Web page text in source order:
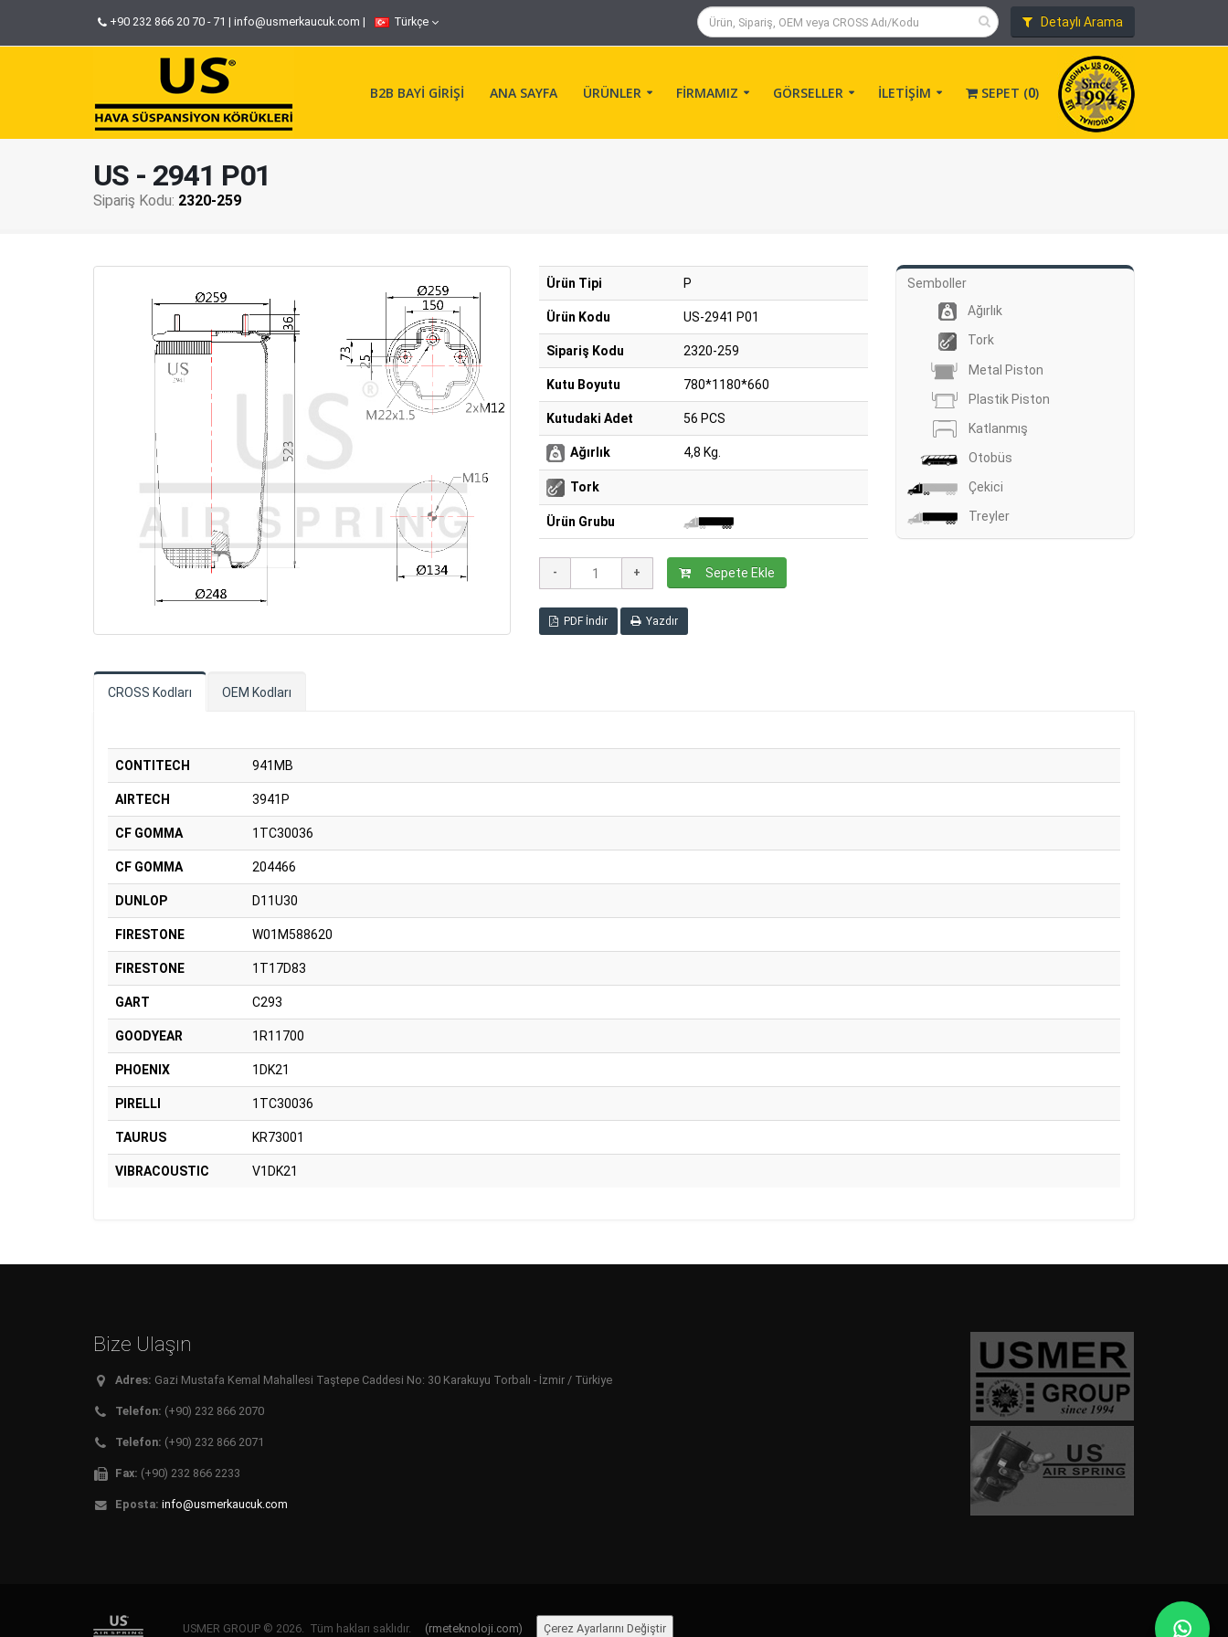
+90 232 866 20 70 - 71 | info@usmerkaucuk.com | Türkçe Detaylı Arama
B2B BAYİ GİRİŞİ ANA SAYFA ÜRÜNLER FİRMAMIZ GÖRSELLER İLETİŞİM SEPET (0)
US - 2941 P01
Sipariş Kodu: 2320-259
Ürün Tipi P
Ürün Kodu US-2941 P01
Sipariş Kodu 2320-259
Kutu Boyutu 780*1180*660
Kutudaki Adet 56 PCS
Ağırlık 4,8 Kg.
Tork
Ürün Grubu
Sepete Ekle
PDF İndir Yazdır
Semboller
Ağırlık
Tork
Metal Piston
Plastik Piston
Katlanmış
Otobüs
Çekici
Treyler
CROSS Kodları OEM Kodları
CONTITECH 941MB
AIRTECH 3941P
CF GOMMA 1TC30036
CF GOMMA 204466
DUNLOP D11U30
FIRESTONE W01M588620
FIRESTONE 1T17D83
GART C293
GOODYEAR 1R11700
PHOENIX 1DK21
PIRELLI 1TC30036
TAURUS KR73001
VIBRACOUSTIC V1DK21
Bize Ulaşın
Adres: Gazi Mustafa Kemal Mahallesi Taştepe Caddesi No: 30 Karakuyu Torbalı - İzmir / Türkiye
Telefon: (+90) 232 866 2070
Telefon: (+90) 232 866 2071
Fax: (+90) 232 866 2233
Eposta: info@usmerkaucuk.com
USMER GROUP © 2026. Tüm hakları saklıdır. (rmeteknoloji.com) Çerez Ayarlarını Değiştir